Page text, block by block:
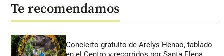
Te recomendamos
Concierto gratuito de Arelys Henao, tablado
en el Centro y recorridos por Santa Elena